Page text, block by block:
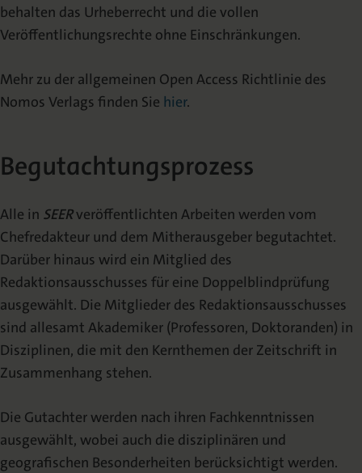
behalten das Urheberrecht und die vollen
Veröffentlichungsrechte ohne Einschränkungen.
Mehr zu der allgemeinen Open Access Richtlinie des
Nomos Verlags finden Sie hier.
Begutachtungsprozess
Alle in SEERveröffentlichten Arbeiten werden vom
Chefredakteur und dem Mitherausgeber begutachtet.
Darüber hinaus wird ein Mitglied des
Redaktionsausschusses für eine Doppelblindprüfung
ausgewählt. Die Mitglieder des Redaktionsausschusses
sind allesamt Akademiker (Professoren, Doktoranden) in
Disziplinen, die mit den Kernthemen der Zeitschrift in
Zusammenhang stehen.
Die Gutachter werden nach ihren Fachkenntnissen
ausgewählt, wobei auch die disziplinären und
geografischen Besonderheiten berücksichtigt werden.